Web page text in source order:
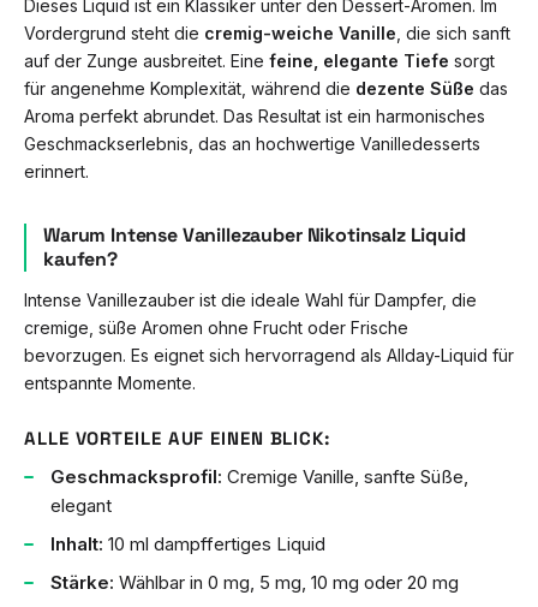
Dieses Liquid ist ein Klassiker unter den Dessert-Aromen. Im
Vordergrund steht die cremig-weiche Vanille , die sich sanft
auf der Zunge ausbreitet. Eine feine, elegante Tiefe sorgt
für angenehme Komplexität, während die dezente Süße das
Aroma perfekt abrundet. Das Resultat ist ein harmonisches
Geschmackserlebnis, das an hochwertige Vanilledesserts
erinnert.
Warum Intense Vanillezauber Nikotinsalz Liquid
kaufen?
Intense Vanillezauber ist die ideale Wahl für Dampfer, die
cremige, süße Aromen ohne Frucht oder Frische
bevorzugen. Es eignet sich hervorragend als Allday-Liquid für
entspannte Momente.
ALLE VORTEILE AUF EINEN BLICK:
Geschmacksprofil: Cremige Vanille, sanfte Süße,
elegant
Inhalt: 10 ml dampffertiges Liquid
Stärke: Wählbar in 0 mg, 5 mg, 10 mg oder 20 mg